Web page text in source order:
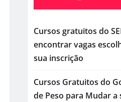
Cursos gratuitos do
encontrar vagas
sua inscrição
Cursos Gratuitos do
de Peso para Mudar a